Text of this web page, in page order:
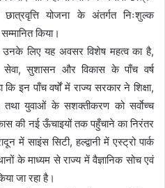
योजना के अंतर्गत निःशुल्क
किया।
लिए यह अवसर विशेष महत्व का है,
सुशासन और विकास के पाँच वर्ष
इन पाँच वर्षों में राज्य सरकार ने शिक्षा,
तथा युवाओं के सशक्तीकरण को सर्वाेच्च
की नई ऊँचाइयों तक पहुँचाने का निरंतर
में साइंस सिटी, हल्द्वानी में एस्ट्रो पार्क
के माध्यम से राज्य में वैज्ञानिक सोच एवं
जा रहा है।